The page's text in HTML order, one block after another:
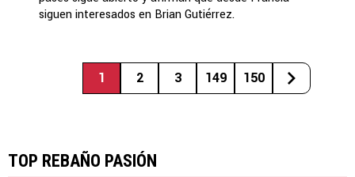
siguen interesados en Brian Gutiérrez.
1 2 3 149 150
TOP REBAÑO PASIÓN